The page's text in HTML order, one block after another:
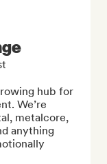
hub for
We’re
metalcore,
anything